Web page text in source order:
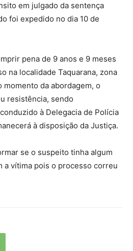
em julgado da sentença
foi expedido no dia 10 de
pena de 9 anos e 9 meses
na localidade Taquarana, zona
momento da abordagem, o
resistência, sendo
à Delegacia de Polícia
à disposição da Justiça.
se o suspeito tinha algum
a vítima pois o processo correu